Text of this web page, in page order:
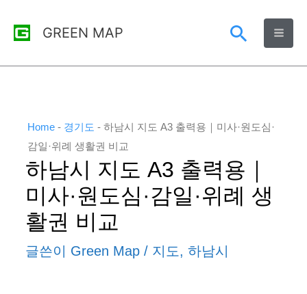
GREEN MAP
검
색
Home - 경기도 - 하남시 지도 A3 출력용｜미사·원도심·
감일·위례 생활권 비교
하남시 지도 A3 출력용｜
미사·원도심·감일·위례 생
활권 비교
글쓴이 Green Map / 지도, 하남시